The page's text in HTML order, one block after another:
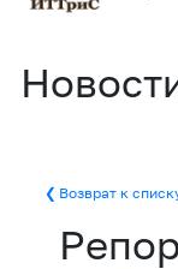
Возврат к